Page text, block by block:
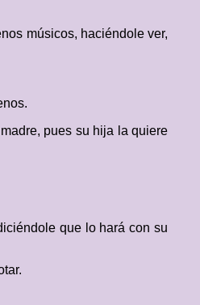
músicos, haciéndole ver,
pues su hija la quiere
que lo hará con su